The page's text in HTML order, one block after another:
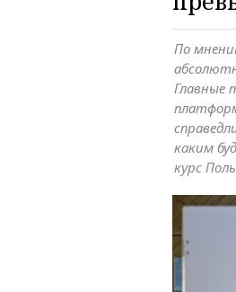
По
Главные
каким
курс